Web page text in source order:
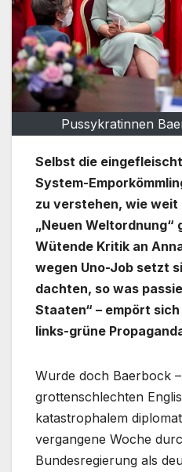
Pussykratinnen
Selbst die
System-
zu verstehen, wie weit
„Neuen Weltordnung“
Wütende Kritik an
wegen Uno-Job setzt
dachten, so was
Staaten“ – empört
links-grüne
Wurde doch Baerbock
grottenschlechten
katastrophalem
vergangene Woche
Bundesregierung als